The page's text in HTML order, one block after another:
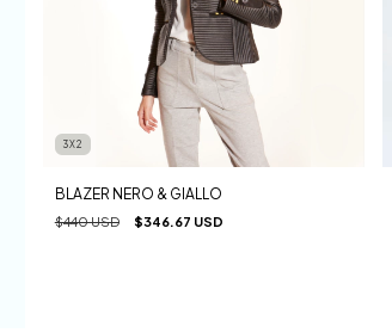
3X2
BLAZER NERO & GIALLO
$440 USD $346.67 USD